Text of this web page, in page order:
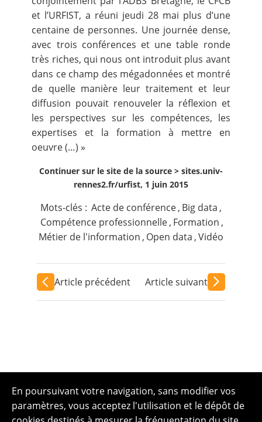
et l’URFIST, a réuni jeudi 28 mai plus d’une
centaine de personnes. Une journée dense,
avec trois conférences et une table ronde
très riches, qui nous ont introduit plus avant
dans ce champ des mégadonnées et montré
de quelle manière leur traitement et leur
diffusion pouvait renouveler la réflexion et
les perspectives sur les compétences, les
expertises et la formation à mettre en
oeuvre (…) »
Continuer sur le site de la source > sites.univ-
rennes2.fr/urfist, 1 juin 2015
Mots-clés : Acte de conférence, Big data ,
Compétence professionnelle, Formation ,
Métier de l'information , Open data ,Vidéo
Article précédent Article suivant
En poursuivant votre navigation, sans modifier vos
paramètres, vous acceptez l'utilisation et le dépôt de